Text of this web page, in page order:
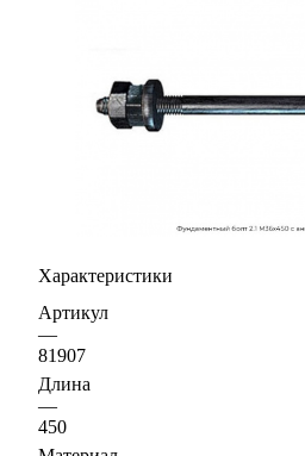
Характеристики
Артикул
—
81907
Длина
—
450